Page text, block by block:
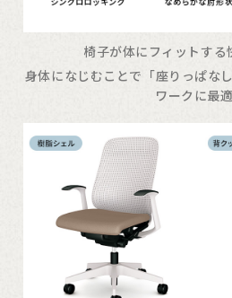
椅子が体にフィットする
身体になじむことで「座りっぱな
ワークに最適